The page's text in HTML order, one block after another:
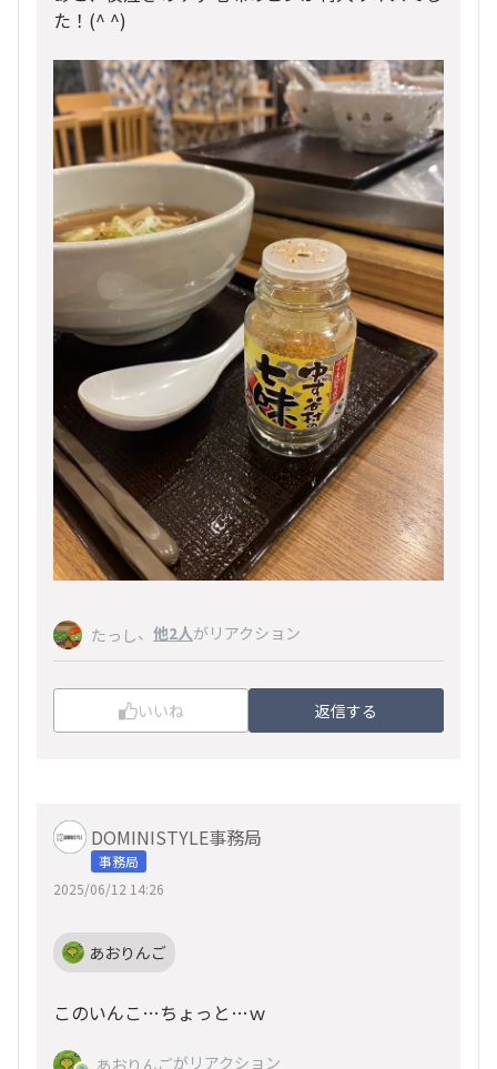
た！(^ ^)
たっし、 他2人がリアクション
いいね 返信する
DOMINISTYLE事務局
事務局
2025/06/12 14:26
あおりんご
このいんこ…ちょっと…ｗ
あおりんごがリアクション